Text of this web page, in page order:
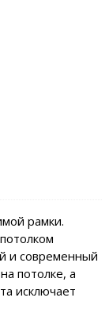
рамки.
и современный
потолке, а
исключает